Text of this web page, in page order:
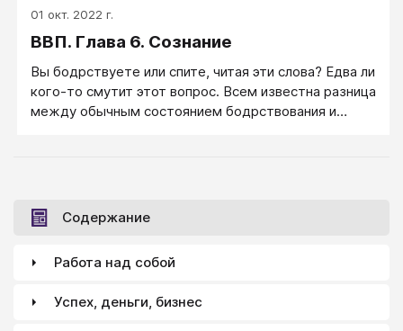
по поводу существования «пси»-процессов обмена
время необъяснимы на языке известных наук
(другими словами, известных физических
механизмов).
01 окт. 2022 г.
ВВП. Глава 6. Сознание
Вы бодрствуете или спите, читая эти слова? Едва ли
кого-то смутит этот вопрос. Всем известна разница
между обычным состоянием бодрствования и
Содержание
Работа над собой
Успех, деньги, бизнес